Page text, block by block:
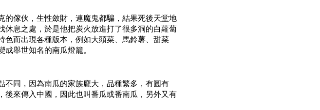
傢伙，生性斂財，連魔鬼都騙，結果死後天堂地
息之處，於是他把炭火放進打了很多洞的白蘿蔔
而出現各種版本，例如大頭菜、馬鈴薯、甜菜
舉世知名的南瓜燈籠。
同，因為南瓜的家族龐大，品種繁多，有圓有
後來傳入中國，因此也叫番瓜或番南瓜，另外又有